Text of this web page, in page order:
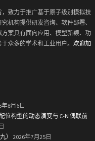
致力于推广基于原子级别模拟技
机构提供研发咨询、软件部署、
案具有面向应用、模型新颖、功
众多的学术和工业用户。 欢迎加
年8月6日
位构型的动态演变与 C-N 偶联前
）
2026年7月25日